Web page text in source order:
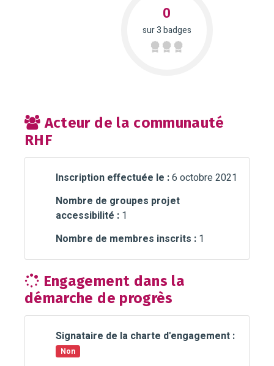
0
sur 3 badges
Acteur de la communauté
RHF
Inscription effectuée le :6 octobre 2021
Nombre de groupes projet
accessibilité : 1
Nombre de membres inscrits : 1
Engagement dans la
démarche de progrès
Signataire de la charte d'engagement :
Non